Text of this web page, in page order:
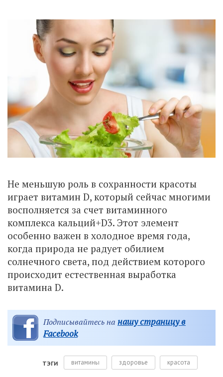
Не меньшую роль в сохранности красоты
играет витамин D, который сейчас многими
восполняется за счет витаминного
комплекса кальций+D3. Этот элемент
особенно важен в холодное время года,
когда природа не радует обилием
солнечного света, под действием которого
происходит естественная выработка
витамина D.
Подписывайтесь на нашу страницу в
Facebook
ТЭГИ витамины здоровье красота